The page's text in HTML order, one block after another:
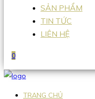
SẢN PHẨM
TIN TỨC
LIÊN HỆ
0
TRANG CHỦ